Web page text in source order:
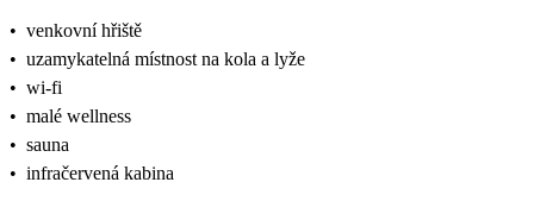
• venkovní hřiště
• uzamykatelná místnost na kola a lyže
• wi-fi
• malé wellness
• sauna
• infračervená kabina